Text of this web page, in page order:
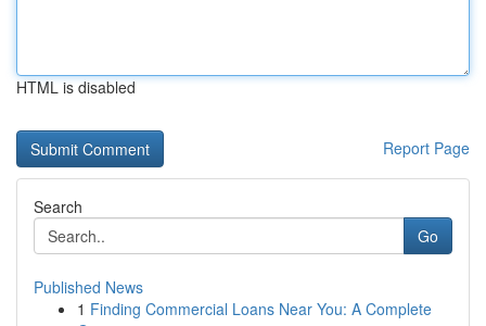
HTML is disabled
Report Page
Search
Go
Published News
1 Finding Commercial Loans Near You: A Complete